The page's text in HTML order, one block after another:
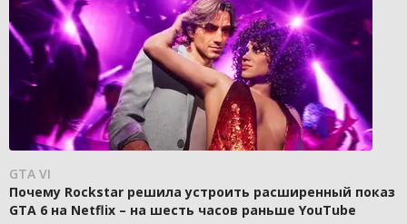
GTA VI
Почему Rockstar решила устроить расширенный показ
GTA 6 на Netflix – на шесть часов раньше YouTube